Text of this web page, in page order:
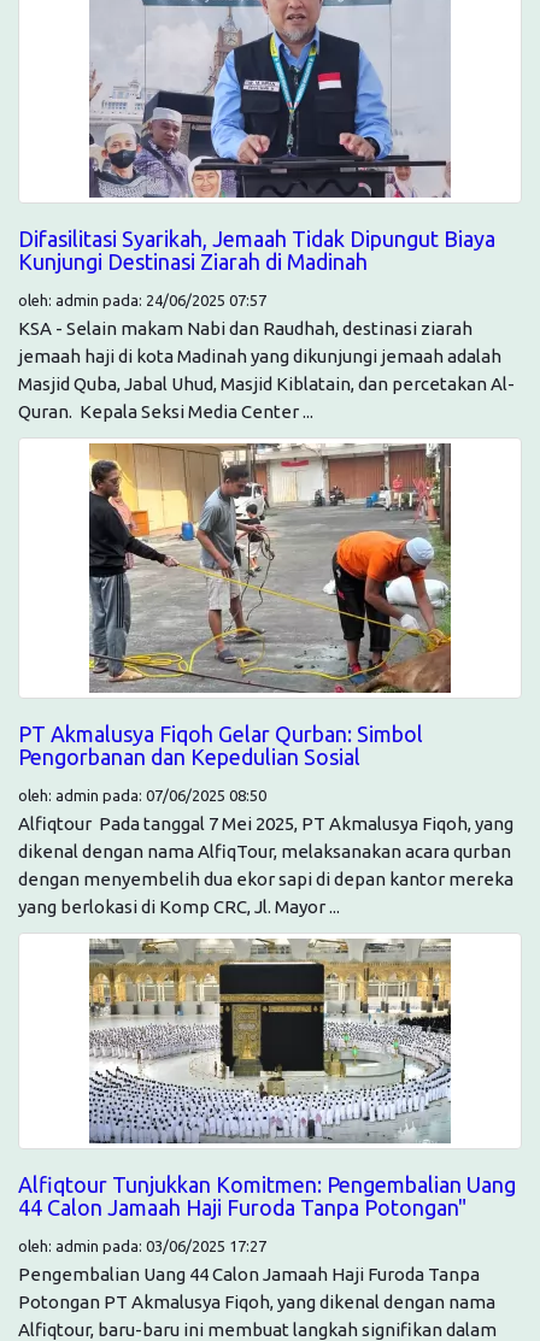
Difasilitasi Syarikah, Jemaah Tidak Dipungut Biaya
Kunjungi Destinasi Ziarah di Madinah
oleh: admin pada: 24/06/2025 07:57
KSA - Selain makam Nabi dan Raudhah, destinasi ziarah
jemaah haji di kota Madinah yang dikunjungi jemaah adalah
Masjid Quba, Jabal Uhud, Masjid Kiblatain, dan percetakan Al-
Quran. Kepala Seksi Media Center ...
PT Akmalusya Fiqoh Gelar Qurban: Simbol
Pengorbanan dan Kepedulian Sosial
oleh: admin pada: 07/06/2025 08:50
Alfiqtour Pada tanggal 7 Mei 2025, PT Akmalusya Fiqoh, yang
dikenal dengan nama AlfiqTour, melaksanakan acara qurban
dengan menyembelih dua ekor sapi di depan kantor mereka
yang berlokasi di Komp CRC, Jl. Mayor ...
Alfiqtour Tunjukkan Komitmen: Pengembalian Uang
44 Calon Jamaah Haji Furoda Tanpa Potongan"
oleh: admin pada: 03/06/2025 17:27
Pengembalian Uang 44 Calon Jamaah Haji Furoda Tanpa
Potongan PT Akmalusya Fiqoh, yang dikenal dengan nama
Alfiqtour, baru-baru ini membuat langkah signifikan dalam